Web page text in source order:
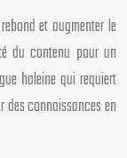
et augmenter le
du contenu pour un
haleine qui requiert
connaissances en